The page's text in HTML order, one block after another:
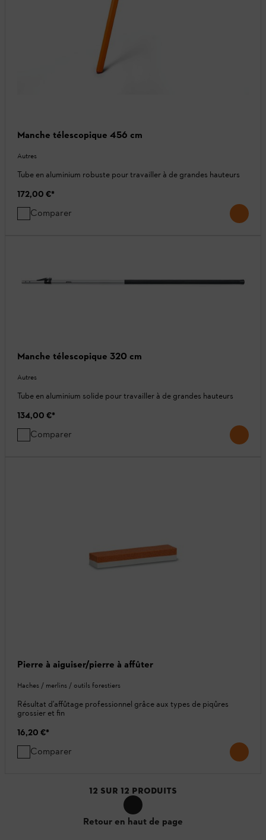
Manche télescopique 456 cm
Autres
Tube en aluminium robuste pour travailler à de grandes hauteurs
172,00 €*
Comparer
Manche télescopique 320 cm
Autres
Tube en aluminium solide pour travailler à de grandes hauteurs
134,00 €*
Comparer
Pierre à aiguiser/pierre à affûter
Haches / merlins / outils forestiers
Résultat d'affûtage professionnel grâce aux types de piqûres
grossier et fin
16,20 €*
Comparer
12 SUR 12 PRODUITS
Retour en haut de page